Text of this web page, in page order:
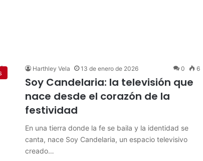
Harthley Vela 13 de enero de 2026 0 6
Soy Candelaria: la televisión que
nace desde el corazón de la
festividad
En una tierra donde la fe se baila y la identidad se
canta, nace Soy Candelaria, un espacio televisivo
creado…